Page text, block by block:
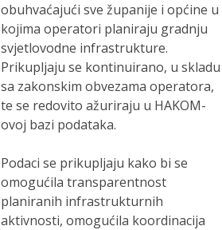
obuhvaćajući sve županije i općine u
kojima operatori planiraju gradnju
svjetlovodne infrastrukture.
Prikupljaju se kontinuirano, u skladu
sa zakonskim obvezama operatora,
te se redovito ažuriraju u HAKOM-
ovoj bazi podataka.
Podaci se prikupljaju kako bi se
omogućila transparentnost
planiranih infrastrukturnih
aktivnosti, omogućila koordinacija